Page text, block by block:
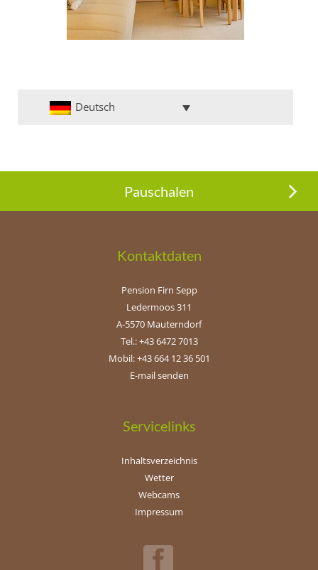
Deutsch
Pauschalen
Kontaktdaten
Pension Firn Sepp
Ledermoos 311
A-5570 Mauterndorf
Tel.: +43 6472 7013
Mobil: +43 664 12 36 501
E-mail senden
Servicelinks
Inhaltsverzeichnis
Wetter
Webcams
Impressum